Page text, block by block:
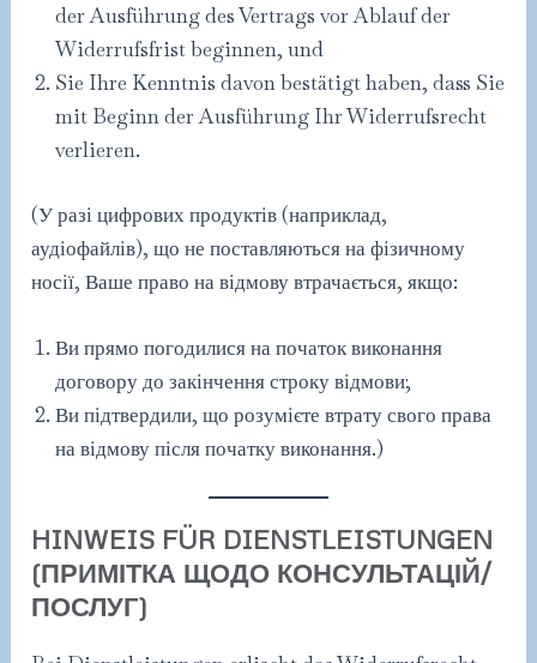
der Ausführung des Vertrags vor Ablauf der
Widerrufsfrist beginnen, und
Sie Ihre Kenntnis davon bestätigt haben, dass Sie
mit Beginn der Ausführung Ihr Widerrufsrecht
verlieren.
(У разі цифрових продуктів (наприклад,
аудіофайлів), що не поставляються на фізичному
носії, Ваше право на відмову втрачається, якщо:
Ви прямо погодилися на початок виконання
договору до закінчення строку відмови;
Ви підтвердили, що розумієте втрату свого права
на відмову після початку виконання.)
HINWEIS FÜR DIENSTLEISTUNGEN
(ПРИМІТКА ЩОДО КОНСУЛЬТАЦІЙ/
ПОСЛУГ)